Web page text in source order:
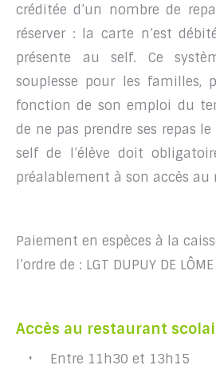
créditée d’un nombre de
réserver : la carte n’est
présente au self. Ce
souplesse pour les familles,
fonction de son emploi du
de ne pas prendre ses repas
self de l’élève doit
préalablement à son accès au
Paiement en espèces à la
l’ordre de : LGT DUPUY DE
Accès au restaurant
Entre 11h30 et 13h15